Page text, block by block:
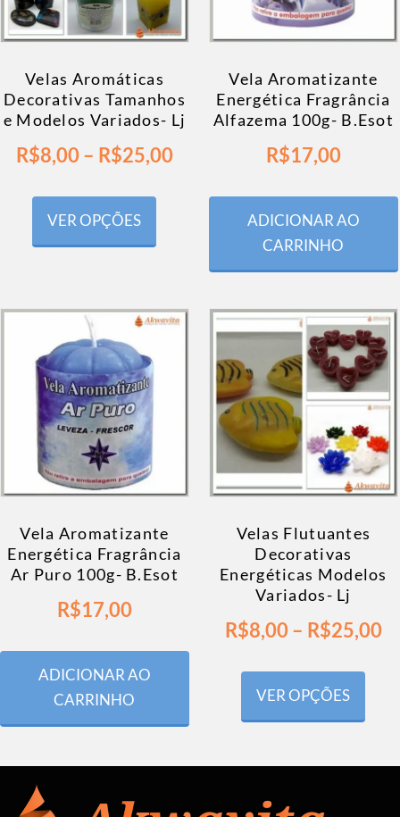
Velas Aromáticas
Decorativas Tamanhos
e Modelos Variados- Lj
R$8,00– R$25,00
VER OPÇÕES
Vela Aromatizante
Energética Fragrância
Alfazema 100g- B.Esot
R$17,00
ADICIONAR AO
CARRINHO
Vela Aromatizante
Energética Fragrância
Ar Puro 100g- B.Esot
R$17,00
ADICIONAR AO
CARRINHO
Velas Flutuantes
Decorativas
Energéticas Modelos
Variados- Lj
R$8,00– R$25,00
VER OPÇÕES